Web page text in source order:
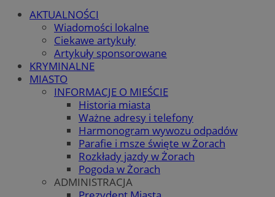
AKTUALNOŚCI
Wiadomości lokalne
Ciekawe artykuły
Artykuły sponsorowane
KRYMINALNE
MIASTO
INFORMACJE O MIEŚCIE
Historia miasta
Ważne adresy i telefony
Harmonogram wywozu odpadów
Parafie i msze święte w Żorach
Rozkłady jazdy w Żorach
Pogoda w Żorach
ADMINISTRACJA